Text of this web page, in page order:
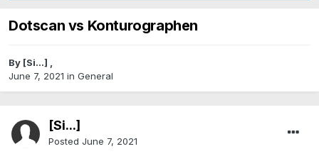
Dotscan vs Konturographen
By [Si...] ,
June 7, 2021 in General
[Si...]
Posted June 7, 2021